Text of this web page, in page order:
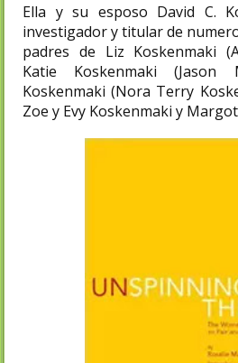
Ella y su esposo David C.
investigador y titular de
padres de Liz Koskenmaki
Katie Koskenmaki
Koskenmaki (Nora Terry
Zoe y Evy Koskenmaki y